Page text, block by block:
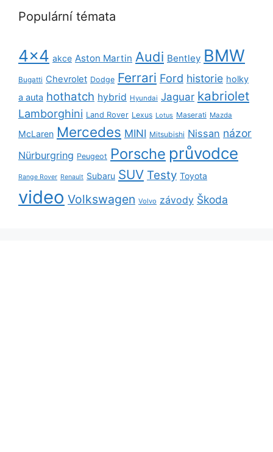
Populární témata
4x4 akce Aston Martin Audi Bentley BMW
Bugatti Chevrolet Dodge Ferrari Ford historie holky
a auta hothatch hybrid Hyundai Jaguar kabriolet
Lamborghini Land Rover Lexus Lotus Maserati Mazda
McLaren Mercedes MINI Mitsubishi Nissan názor
Nürburgring Peugeot Porsche průvodce
Range Rover Renault Subaru SUV Testy Toyota
video Volkswagen Volvo závody Škoda